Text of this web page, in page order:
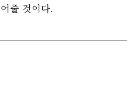
줄 것이다.